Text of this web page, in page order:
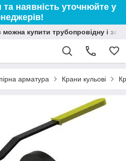
наявність уточнюйте у
купити трубопровідну і
арматура Крани кульові